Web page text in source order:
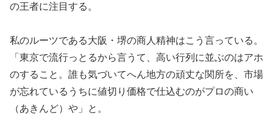
の王者に注目する。
私のルーツである大阪・堺の商人精神はこう言っている。
「東京で流行っとるから言うて、高い行列に並ぶのはアホ
のすること。誰も気づいてへん地方の頑丈な関所を、市場
が忘れているうちに値切り価格で仕込むのがプロの商い
（あきんど）や」と。